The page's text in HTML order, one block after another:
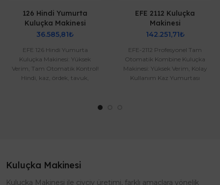
126 Hindi Yumurta
Kuluçka Makinesi
36.585,81₺
EFE 126 Hindi Yumurta
Kuluçka Makinesi: Yüksek
Verim, Tam Otomatik Kontrol!
Hindi, kaz, ördek, tavuk,
EFE 2112 Kuluçka
Makinesi
142.251,71₺
EFE-2112 Profesyonel Tam
Otomatik Kombine Kuluçka
Makinesi: Yüksek Verim, Kolay
Kullanım Kaz Yumurtası
Kuluçka Makinesi
Kuluçka Makinesi ile civciv üretimi, farklı amaçlara yönelik